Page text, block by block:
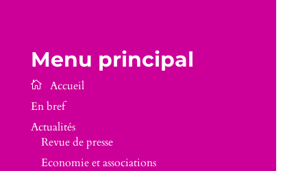
Menu principal
En bref
Actualités
Revue de presse
Economie et associations